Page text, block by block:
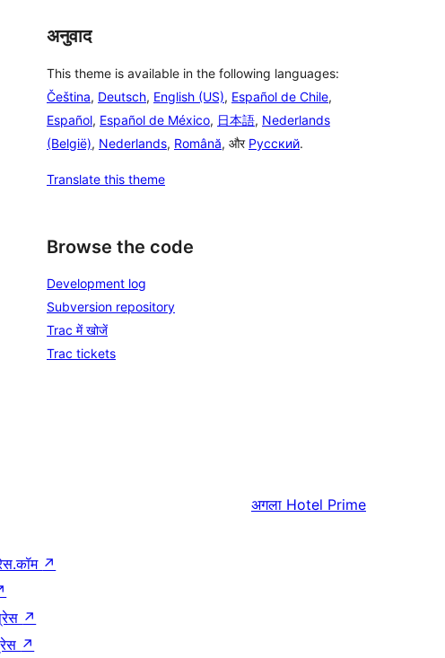
अनुवाद
This theme is available in the following languages:
Čeština, Deutsch, English (US), Español de Chile,
Español, Español de México, 日本語, Nederlands
(België), Nederlands, Română, और Русский.
Translate this theme
Browse the code
Development log
Subversion repository
Trac में खोजें
Trac tickets
अगला Hotel Prime
↗
↗
↗